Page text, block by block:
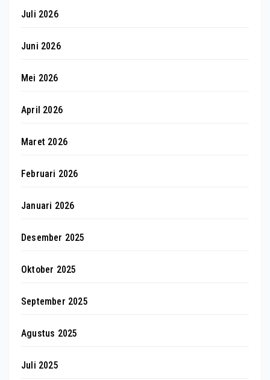
Juli 2026
Juni 2026
Mei 2026
April 2026
Maret 2026
Februari 2026
Januari 2026
Desember 2025
Oktober 2025
September 2025
Agustus 2025
Juli 2025